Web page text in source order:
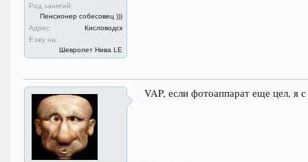
Род занятий:
Пенсионер собесовец )))
Адрес:
Кисловодск
Езжу на:
Шевролет Нива LE
VAP, если фотоаппарат еще цел, я